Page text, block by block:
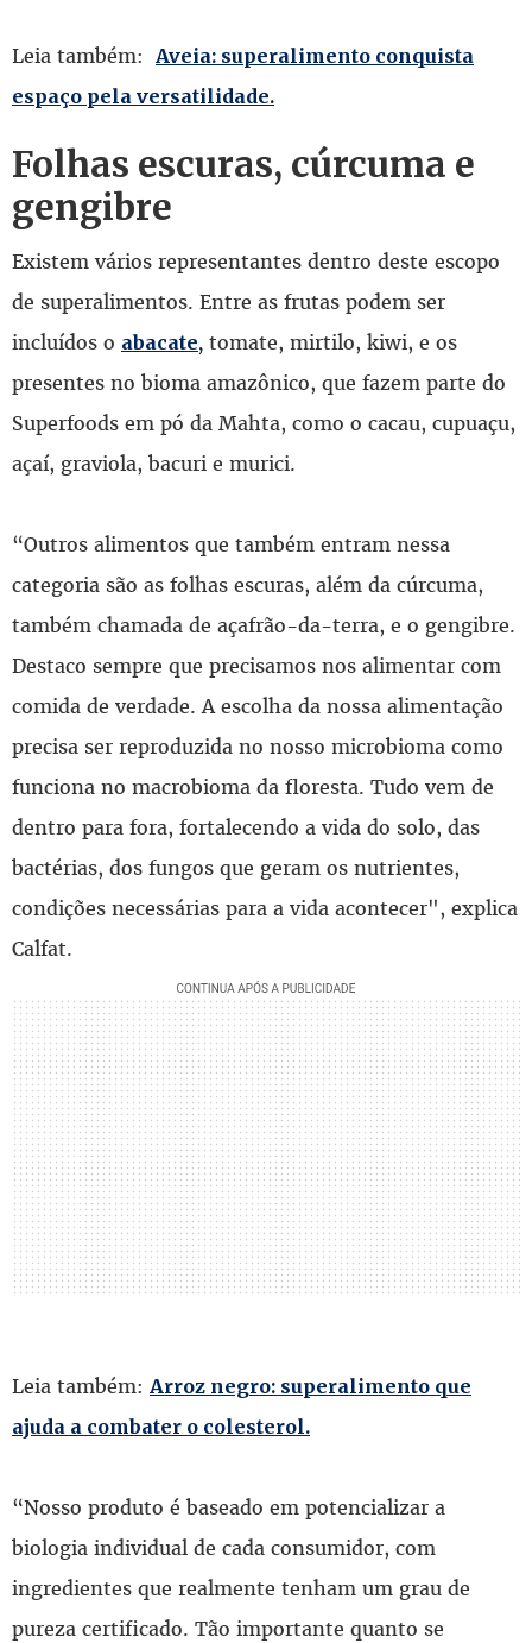
Leia também: Aveia: superalimento conquista
espaço pela versatilidade.
Folhas escuras, cúrcuma e
gengibre
Existem vários representantes dentro deste escopo
de superalimentos. Entre as frutas podem ser
incluídos o abacate, tomate, mirtilo, kiwi, e os
presentes no bioma amazônico, que fazem parte do
Superfoods em pó da Mahta, como o cacau, cupuaçu,
açaí, graviola, bacuri e murici.
“Outros alimentos que também entram nessa
categoria são as folhas escuras, além da cúrcuma,
também chamada de açafrão-da-terra, e o gengibre.
Destaco sempre que precisamos nos alimentar com
comida de verdade. A escolha da nossa alimentação
precisa ser reproduzida no nosso microbioma como
funciona no macrobioma da floresta. Tudo vem de
dentro para fora, fortalecendo a vida do solo, das
bactérias, dos fungos que geram os nutrientes,
condições necessárias para a vida acontecer", explica
Calfat.
Leia também: Arroz negro: superalimento que
ajuda a combater o colesterol.
“Nosso produto é baseado em potencializar a
biologia individual de cada consumidor, com
ingredientes que realmente tenham um grau de
pureza certificado. Tão importante quanto se